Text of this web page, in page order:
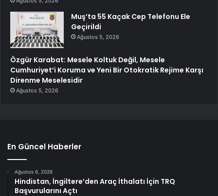
Muş’ta 55 Kaçak Cep Telefonu Ele
Geçirildi
Ağustos 5, 2026
Özgür Karabat: Mesele Koltuk Değil, Mesele
Cumhuriyet’i Koruma ve Yeni Bir Otokratik Rejime Karşı
Direnme Meselesidir
Ağustos 5, 2026
En Güncel Haberler
Ağustos 6, 2026
Hindistan, İngiltere’den Araç İthalatı İçin TRQ
Başvurularını Açtı